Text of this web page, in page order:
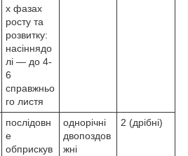
х фазах
росту та
розвитку:
насіннядо
лі — до 4-
6
справжньо
го листя
послідовн
е
обприскув
однорічні
двопоздов
жні
2 (дрібні)